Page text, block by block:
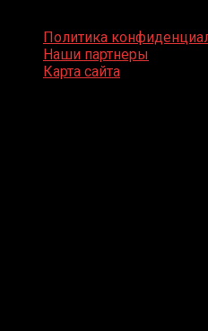
Политика
Наши партнеры
Карта сайта